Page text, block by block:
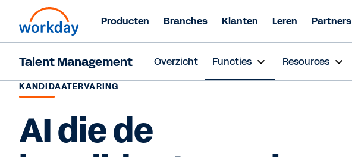
Producten Branches Klanten Leren Partners
Talent Management Overzicht Functies Resources
KANDIDAATERVARING
AI die de